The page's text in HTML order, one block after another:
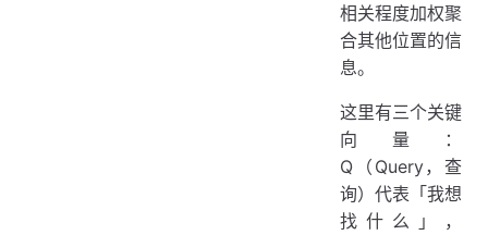
相关程度加权聚
合其他位置的信
息。
这里有三个关键
向量：
Q（Query，查
询）代表「我想
找什么」，